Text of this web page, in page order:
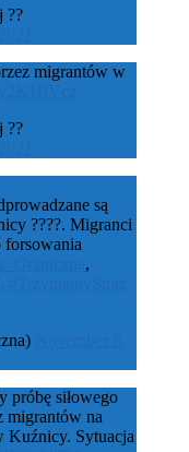
??
migrantów w
??
są
????. Migranci
forsowania
,
próbę siłowego
migrantów na
Kuźnicy. Sytuacja